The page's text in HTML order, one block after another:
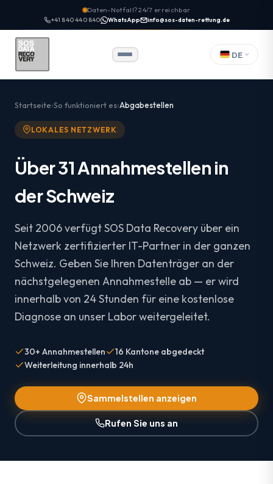
Daten-Notfall? 24/7 erreichbar
+41 840 440 840 WhatsApp info@sos-daten-rettung.de
DE
Startseite So funktioniert es Abgabestellen
LOKALES NETZWERK
Über 31 Annahmestellen in
der Schweiz
Seit 2006 verfügt SOS Data Recovery über ein
Netzwerk zertifizierter IT-Partner in der ganzen
Schweiz. Geben Sie Ihren Datenträger an der
nächstgelegenen Annahmestelle ab — er wird
innerhalb von 24 Stunden für eine kostenlose
Diagnose an unser Labor weitergeleitet.
30+ Annahmestellen
16 Kantone abgedeckt
Weiterleitung innerhalb 24h
Sammelstellen anzeigen
Rufen Sie uns an